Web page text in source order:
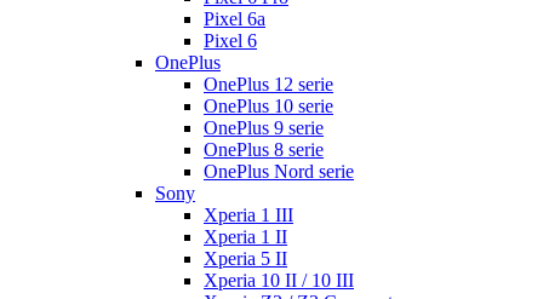
Pixel 6a
Pixel 6
OnePlus
OnePlus 12 serie
OnePlus 10 serie
OnePlus 9 serie
OnePlus 8 serie
OnePlus Nord serie
Sony
Xperia 1 III
Xperia 1 II
Xperia 5 II
Xperia 10 II / 10 III